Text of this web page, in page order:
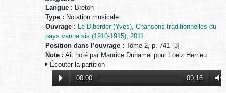
Langue : Breton
Type : Notation musicale
Ouvrage : Le Diberder (Yves), Chansons traditionnelles du
pays vannetais (1910-1915), 2011.
Position dans l’ouvrage : Tome 2, p. 741 [3]
Note : Ait noté par Maurice Duhamel pour Loeiz Herrieu
Écouter la partition
00:00
00:16